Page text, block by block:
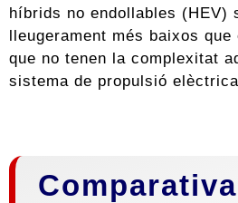
híbrids no endollables (HEV)
lleugerament més baixos
que no tenen la complexitat
sistema de propulsió